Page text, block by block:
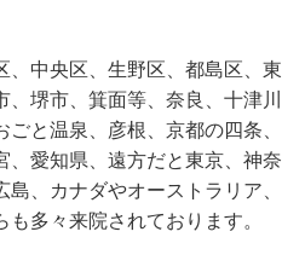
、中央区、生野区、都島区、東
堺市、箕面等、奈良、十津川
と温泉、彦根、京都の四条、
、愛知県、遠方だと東京、神奈
、カナダやオーストラリア、
多々来院されております。